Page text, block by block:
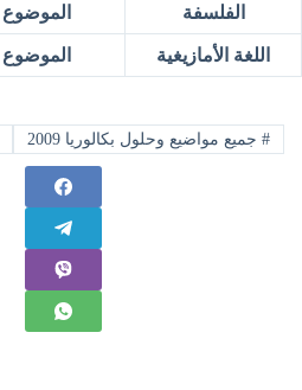
الفلسفة الموضوع
اللغة الأمازيغية الموضوع
# جميع مواضيع وحلول بكالوريا 2009